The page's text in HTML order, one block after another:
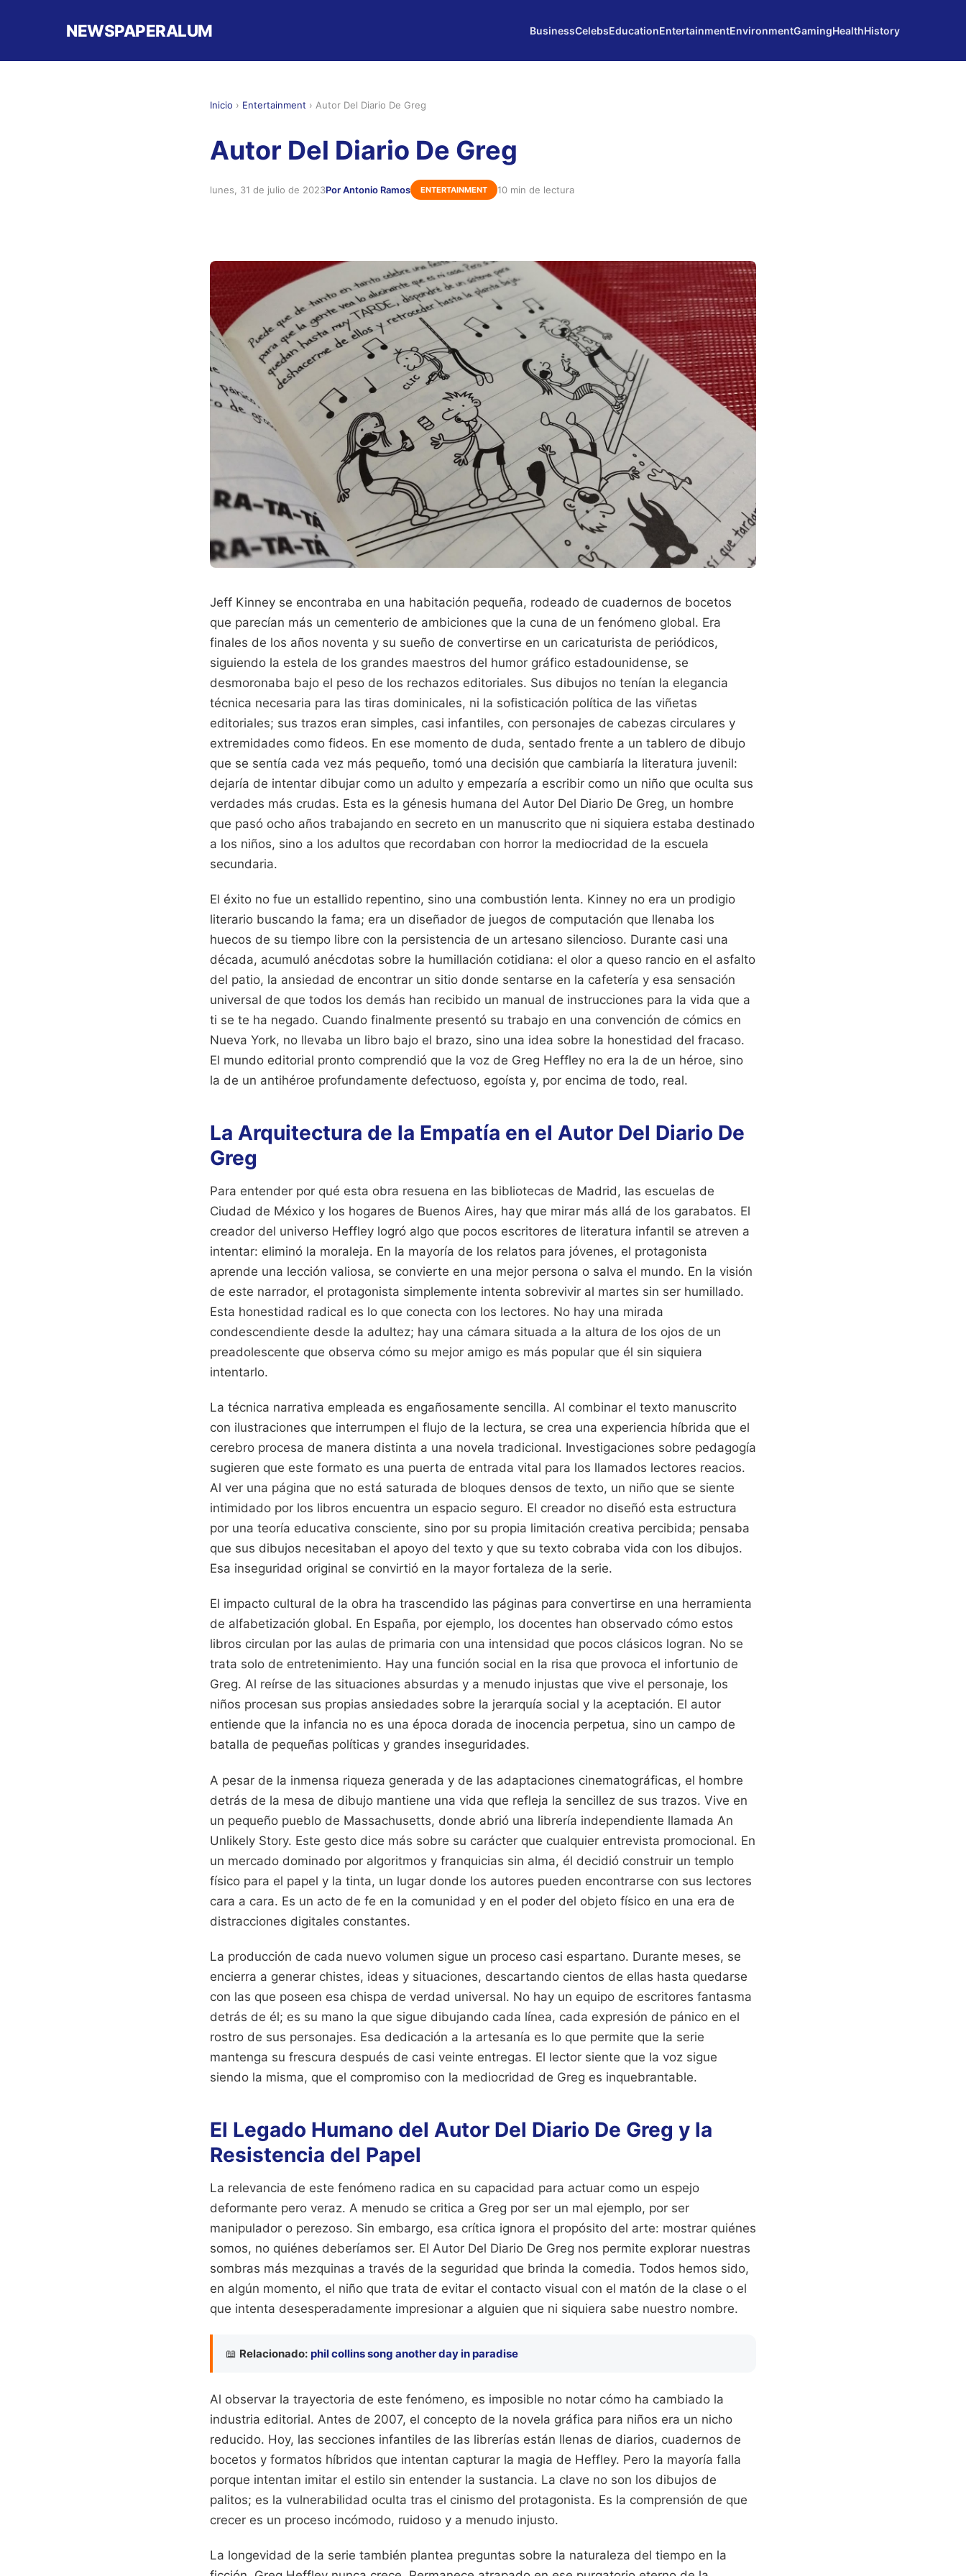
NEWSPAPERALUM BusinessCelebsEducationEntertainmentEnvironmentGamingHealthHistory
Inicio › Entertainment › Autor Del Diario De Greg
Autor Del Diario De Greg
lunes, 31 de julio de 2023Por Antonio Ramos ENTERTAINMENT 10 min de lectura
Jeff Kinney se encontraba en una habitación pequeña, rodeado de cuadernos de bocetos
que parecían más un cementerio de ambiciones que la cuna de un fenómeno global. Era
finales de los años noventa y su sueño de convertirse en un caricaturista de periódicos,
siguiendo la estela de los grandes maestros del humor gráfico estadounidense, se
desmoronaba bajo el peso de los rechazos editoriales. Sus dibujos no tenían la elegancia
técnica necesaria para las tiras dominicales, ni la sofisticación política de las viñetas
editoriales; sus trazos eran simples, casi infantiles, con personajes de cabezas circulares y
extremidades como fideos. En ese momento de duda, sentado frente a un tablero de dibujo
que se sentía cada vez más pequeño, tomó una decisión que cambiaría la literatura juvenil:
dejaría de intentar dibujar como un adulto y empezaría a escribir como un niño que oculta sus
verdades más crudas. Esta es la génesis humana del Autor Del Diario De Greg, un hombre
que pasó ocho años trabajando en secreto en un manuscrito que ni siquiera estaba destinado
a los niños, sino a los adultos que recordaban con horror la mediocridad de la escuela
secundaria.
El éxito no fue un estallido repentino, sino una combustión lenta. Kinney no era un prodigio
literario buscando la fama; era un diseñador de juegos de computación que llenaba los
huecos de su tiempo libre con la persistencia de un artesano silencioso. Durante casi una
década, acumuló anécdotas sobre la humillación cotidiana: el olor a queso rancio en el asfalto
del patio, la ansiedad de encontrar un sitio donde sentarse en la cafetería y esa sensación
universal de que todos los demás han recibido un manual de instrucciones para la vida que a
ti se te ha negado. Cuando finalmente presentó su trabajo en una convención de cómics en
Nueva York, no llevaba un libro bajo el brazo, sino una idea sobre la honestidad del fracaso.
El mundo editorial pronto comprendió que la voz de Greg Heffley no era la de un héroe, sino
la de un antihéroe profundamente defectuoso, egoísta y, por encima de todo, real.
La Arquitectura de la Empatía en el Autor Del Diario De
Greg
Para entender por qué esta obra resuena en las bibliotecas de Madrid, las escuelas de
Ciudad de México y los hogares de Buenos Aires, hay que mirar más allá de los garabatos. El
creador del universo Heffley logró algo que pocos escritores de literatura infantil se atreven a
intentar: eliminó la moraleja. En la mayoría de los relatos para jóvenes, el protagonista
aprende una lección valiosa, se convierte en una mejor persona o salva el mundo. En la visión
de este narrador, el protagonista simplemente intenta sobrevivir al martes sin ser humillado.
Esta honestidad radical es lo que conecta con los lectores. No hay una mirada
condescendiente desde la adultez; hay una cámara situada a la altura de los ojos de un
preadolescente que observa cómo su mejor amigo es más popular que él sin siquiera
intentarlo.
La técnica narrativa empleada es engañosamente sencilla. Al combinar el texto manuscrito
con ilustraciones que interrumpen el flujo de la lectura, se crea una experiencia híbrida que el
cerebro procesa de manera distinta a una novela tradicional. Investigaciones sobre pedagogía
sugieren que este formato es una puerta de entrada vital para los llamados lectores reacios.
Al ver una página que no está saturada de bloques densos de texto, un niño que se siente
intimidado por los libros encuentra un espacio seguro. El creador no diseñó esta estructura
por una teoría educativa consciente, sino por su propia limitación creativa percibida; pensaba
que sus dibujos necesitaban el apoyo del texto y que su texto cobraba vida con los dibujos.
Esa inseguridad original se convirtió en la mayor fortaleza de la serie.
El impacto cultural de la obra ha trascendido las páginas para convertirse en una herramienta
de alfabetización global. En España, por ejemplo, los docentes han observado cómo estos
libros circulan por las aulas de primaria con una intensidad que pocos clásicos logran. No se
trata solo de entretenimiento. Hay una función social en la risa que provoca el infortunio de
Greg. Al reírse de las situaciones absurdas y a menudo injustas que vive el personaje, los
niños procesan sus propias ansiedades sobre la jerarquía social y la aceptación. El autor
entiende que la infancia no es una época dorada de inocencia perpetua, sino un campo de
batalla de pequeñas políticas y grandes inseguridades.
A pesar de la inmensa riqueza generada y de las adaptaciones cinematográficas, el hombre
detrás de la mesa de dibujo mantiene una vida que refleja la sencillez de sus trazos. Vive en
un pequeño pueblo de Massachusetts, donde abrió una librería independiente llamada An
Unlikely Story. Este gesto dice más sobre su carácter que cualquier entrevista promocional. En
un mercado dominado por algoritmos y franquicias sin alma, él decidió construir un templo
físico para el papel y la tinta, un lugar donde los autores pueden encontrarse con sus lectores
cara a cara. Es un acto de fe en la comunidad y en el poder del objeto físico en una era de
distracciones digitales constantes.
La producción de cada nuevo volumen sigue un proceso casi espartano. Durante meses, se
encierra a generar chistes, ideas y situaciones, descartando cientos de ellas hasta quedarse
con las que poseen esa chispa de verdad universal. No hay un equipo de escritores fantasma
detrás de él; es su mano la que sigue dibujando cada línea, cada expresión de pánico en el
rostro de sus personajes. Esa dedicación a la artesanía es lo que permite que la serie
mantenga su frescura después de casi veinte entregas. El lector siente que la voz sigue
siendo la misma, que el compromiso con la mediocridad de Greg es inquebrantable.
El Legado Humano del Autor Del Diario De Greg y la
Resistencia del Papel
La relevancia de este fenómeno radica en su capacidad para actuar como un espejo
deformante pero veraz. A menudo se critica a Greg por ser un mal ejemplo, por ser
manipulador o perezoso. Sin embargo, esa crítica ignora el propósito del arte: mostrar quiénes
somos, no quiénes deberíamos ser. El Autor Del Diario De Greg nos permite explorar nuestras
sombras más mezquinas a través de la seguridad que brinda la comedia. Todos hemos sido,
en algún momento, el niño que trata de evitar el contacto visual con el matón de la clase o el
que intenta desesperadamente impresionar a alguien que ni siquiera sabe nuestro nombre.
📖 Relacionado: phil collins song another day in paradise
Al observar la trayectoria de este fenómeno, es imposible no notar cómo ha cambiado la
industria editorial. Antes de 2007, el concepto de la novela gráfica para niños era un nicho
reducido. Hoy, las secciones infantiles de las librerías están llenas de diarios, cuadernos de
bocetos y formatos híbridos que intentan capturar la magia de Heffley. Pero la mayoría falla
porque intentan imitar el estilo sin entender la sustancia. La clave no son los dibujos de
palitos; es la vulnerabilidad oculta tras el cinismo del protagonista. Es la comprensión de que
crecer es un proceso incómodo, ruidoso y a menudo injusto.
La longevidad de la serie también plantea preguntas sobre la naturaleza del tiempo en la